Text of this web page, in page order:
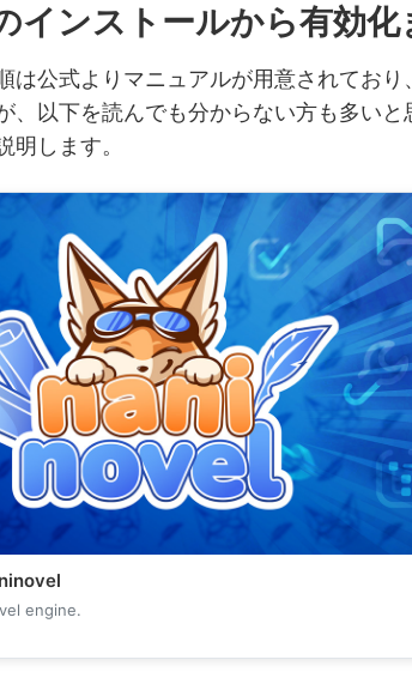
インストールから有効化
公式よりマニュアルが用意されており
、以下を読んでも分からない方も多いと
明します。
engine.